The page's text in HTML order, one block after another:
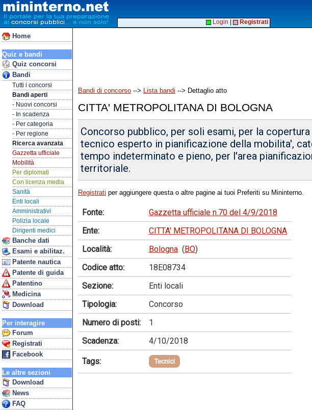
Home
Quiz e bandi
Quiz concorsi
Bandi
Tutti i concorsi
Bandi aperti
- Nuovi concorsi
- In scadenza
- Per categoria
- Per regione
Ricerca avanzata
Gazzetta ufficiale
Mobilità
Per diplomati
Con licenza media
Sanità
Enti locali
Amministrativi
Polizia locale
Dirigenti medici
Banche dati
Esami e abilitaz.
Patente nautica
Patente di guida
Patentino
Medicina
Download
Per interagire
Forum
Registrati
Facebook
Le altre sezioni
Download
News
FAQ
Login Registrati
Bandi di concorso --> Lista bandi --> Dettaglio atto
CITTA' METROPOLITANA DI BOLOGNA
Concorso pubblico, per soli esami, per la
tecnico esperto in pianificazione della mobilita',
tempo indeterminato e pieno, per l'area
territoriale.
Registrati per aggiungere questa o altre pagine ai tuoi Preferiti su Mininterno.
Fonte:
Gazzetta ufficiale n.70 del 4/9/2018
Ente:
CITTA' METROPOLITANA DI BOLOGNA
Località:
Bologna (BO)
Codice atto:
18E08734
Sezione:
Enti locali
Tipologia:
Concorso
Numero di posti:
1
Scadenza:
4/10/2018
Tags: Tecnici